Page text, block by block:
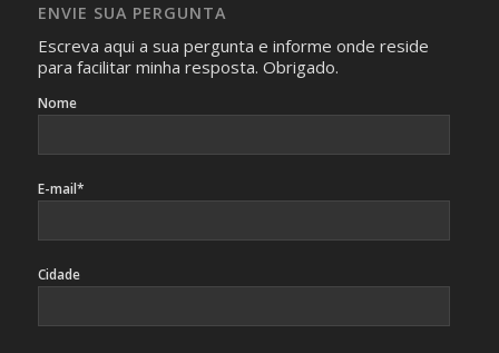
identificação da pessoa fotografada.
ENVIE SUA PERGUNTA
Escreva aqui a sua pergunta e informe onde reside
para facilitar minha resposta. Obrigado.
Nome
E-mail*
Cidade